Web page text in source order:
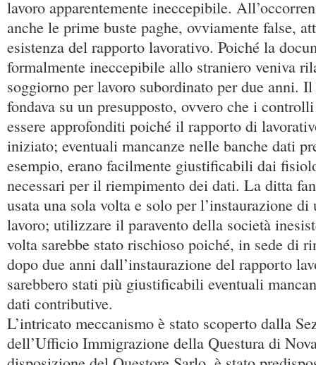
lavoro apparentemente ineccepibile.
anche le prime buste paghe, ovviamente false,
esistenza del rapporto lavorativo. Poiché la
formalmente ineccepibile allo straniero veniva
soggiorno per lavoro subordinato per due anni.
fondava su un presupposto, ovvero che i
essere approfonditi poiché il rapporto di
iniziato; eventuali mancanze nelle banche dati
esempio, erano facilmente giustificabili dai
necessari per il riempimento dei dati. La ditta
usata una sola volta e solo per l’instaurazione
lavoro; utilizzare il paravento della società
volta sarebbe stato rischioso poiché, in sede di
dopo due anni dall’instaurazione del rapporto
sarebbero stati più giustificabili eventuali
dati contributive.
L’intricato meccanismo è stato scoperto dalla
dell’Ufficio Immigrazione della Questura di